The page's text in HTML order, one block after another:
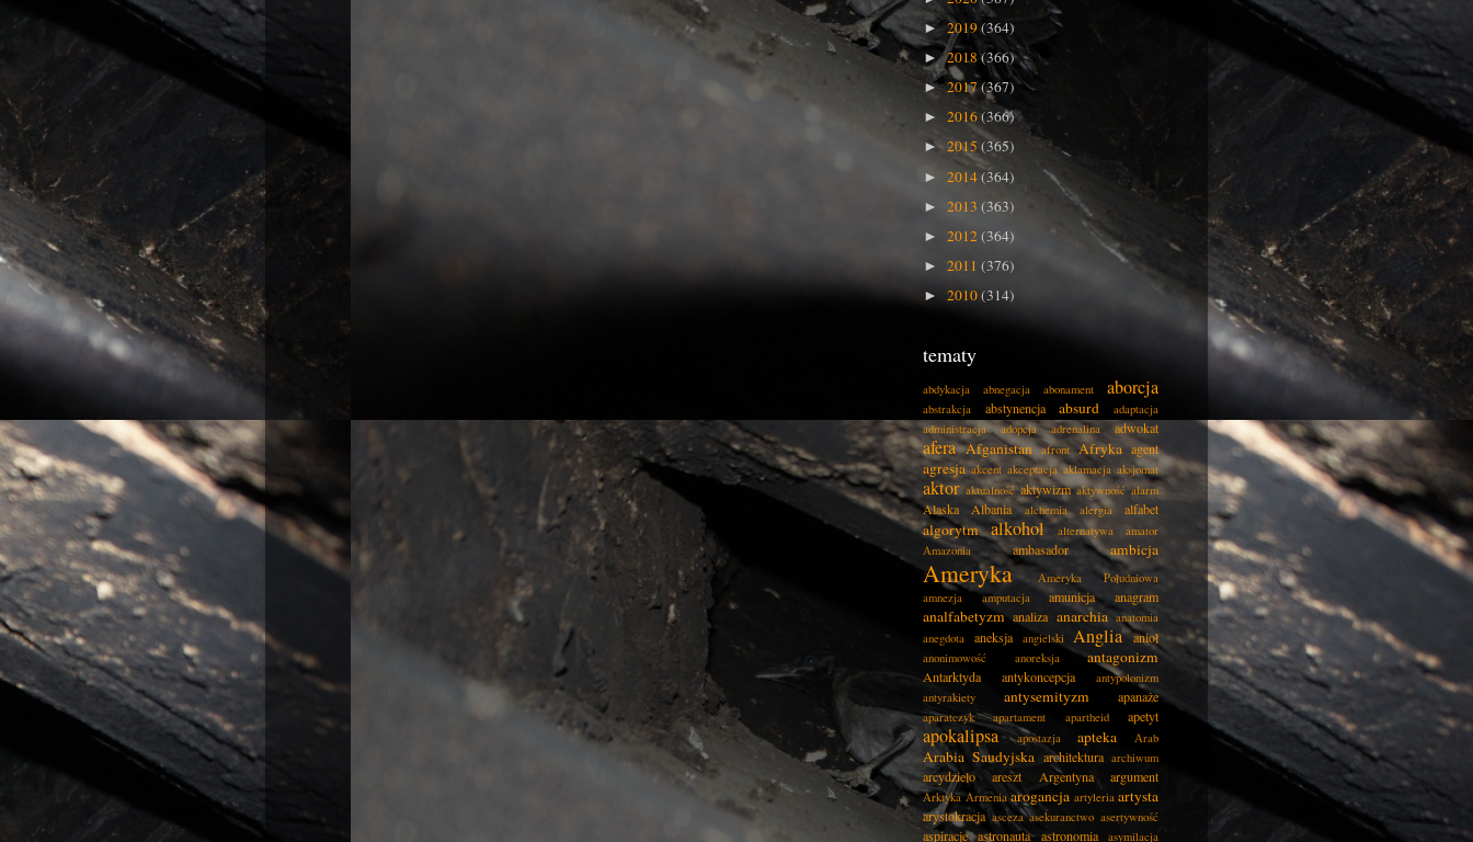
► 2019(364)
►2018(366)
►2017(367)
► 2016(366)
► 2015 (365)
► 2014(364)
► 2013 (363)
► 2012(364)
► 2011 (376)
► 2010(314)
tematy
abdykacja abnegacja abonament aborcja
abstrakcja abstynencja absurd
adaptacja
administracja
adopcja adrenalina adwokat
afera Afganistan afront Afryka agent
agresja akcent akceptacja aklamacja aksjomat
aktor aktualność aktywizm aktywność alarm
Alaska Albania alchemia alergia alfabet
algorytm alkohol alternatywa
amator
Amazonia
ambasador ambicja
Ameryka
Ameryka Południowa
amnezja
amputacja amunicja anagram
analfabetyzm analiza anarchia anatomia
anegdota
aneksja angielski Anglia anioł
anonimowość anoreksja antagonizm
Antarktyda antykoncepcja
antypolonizm
antyrakiety
antysemityzm apanaże
aparatczyk apartament apartheid apetyt
apokalipsa apostazja apteka Arab
Arabia Saudyjska architektura archiwum
arcydzieło areszt Argentyna argument
Arktyka Armenia arogancja artyleria artysta
arystokracja asceza asekuranctwo asertywność
aspiracje astronauta astronomia asymilacja